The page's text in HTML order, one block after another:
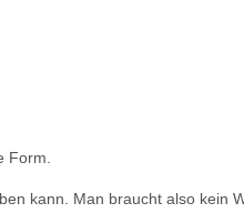
Form.
kann. Man braucht also kein